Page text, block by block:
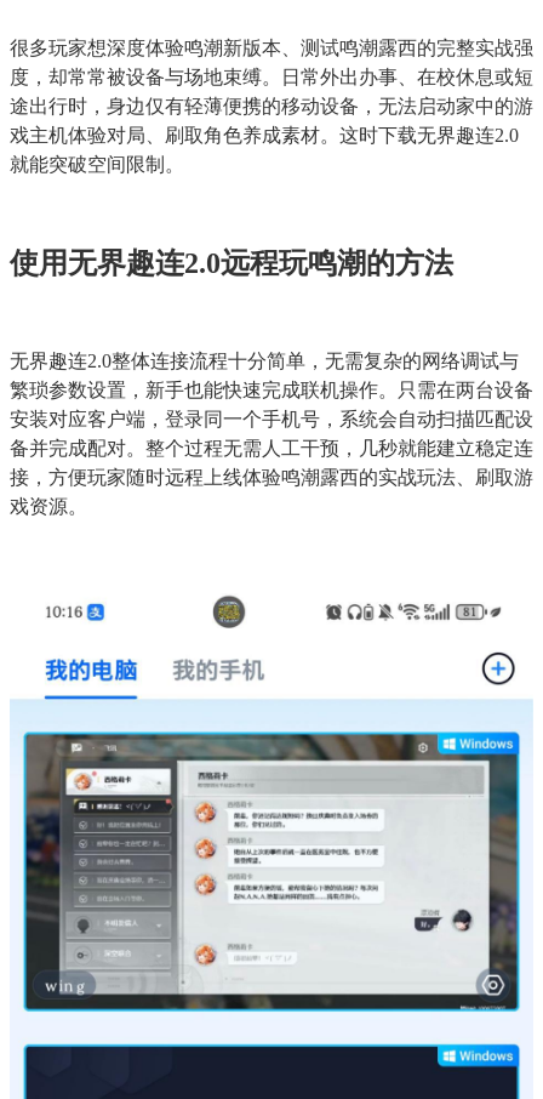
很多玩家想深度体验鸣潮新版本、测试鸣潮露西的完整实战强
度，却常常被设备与场地束缚。日常外出办事、在校休息或短
途出行时，身边仅有轻薄便携的移动设备，无法启动家中的游
戏主机体验对局、刷取角色养成素材。这时下载无界趣连2.0
就能突破空间限制。
使用无界趣连2.0远程玩鸣潮的方法
无界趣连2.0整体连接流程十分简单，无需复杂的网络调试与
繁琐参数设置，新手也能快速完成联机操作。只需在两台设备
安装对应客户端，登录同一个手机号，系统会自动扫描匹配设
备并完成配对。整个过程无需人工干预，几秒就能建立稳定连
接，方便玩家随时远程上线体验鸣潮露西的实战玩法、刷取游
戏资源。